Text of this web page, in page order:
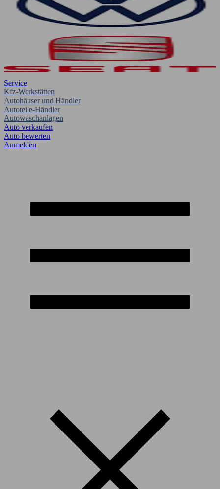
Service
Kfz-Werkstätten
Autohäuser und Händler
Autoteile-Händler
Autowaschanlagen
Auto verkaufen
Auto bewerten
Anmelden